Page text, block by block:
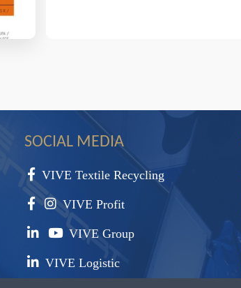
SOCIAL MEDIA
VIVE Textile Recycling
VIVE Profit
VIVE Group
VIVE Logistic